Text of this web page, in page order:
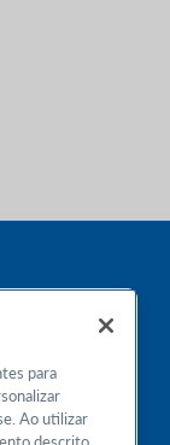
para
Ao utilizar